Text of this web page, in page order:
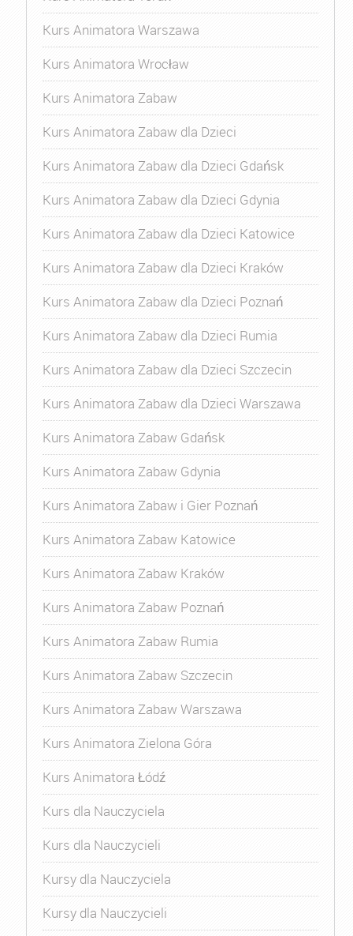
Kurs Animatora Warszawa
Kurs Animatora Wrocław
Kurs Animatora Zabaw
Kurs Animatora Zabaw dla Dzieci
Kurs Animatora Zabaw dla Dzieci Gdańsk
Kurs Animatora Zabaw dla Dzieci Gdynia
Kurs Animatora Zabaw dla Dzieci Katowice
Kurs Animatora Zabaw dla Dzieci Kraków
Kurs Animatora Zabaw dla Dzieci Poznań
Kurs Animatora Zabaw dla Dzieci Rumia
Kurs Animatora Zabaw dla Dzieci Szczecin
Kurs Animatora Zabaw dla Dzieci Warszawa
Kurs Animatora Zabaw Gdańsk
Kurs Animatora Zabaw Gdynia
Kurs Animatora Zabaw i Gier Poznań
Kurs Animatora Zabaw Katowice
Kurs Animatora Zabaw Kraków
Kurs Animatora Zabaw Poznań
Kurs Animatora Zabaw Rumia
Kurs Animatora Zabaw Szczecin
Kurs Animatora Zabaw Warszawa
Kurs Animatora Zielona Góra
Kurs Animatora Łódź
Kurs dla Nauczyciela
Kurs dla Nauczycieli
Kursy dla Nauczyciela
Kursy dla Nauczycieli